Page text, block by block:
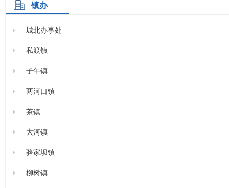
镇办
城北办事处
私渡镇
子午镇
两河口镇
茶镇
大河镇
骆家坝镇
柳树镇